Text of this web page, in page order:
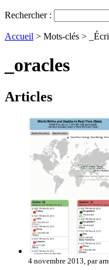
Rechercher :
Accueil > Mots-clés >
_oracles
Articles
4 novembre 2013, par